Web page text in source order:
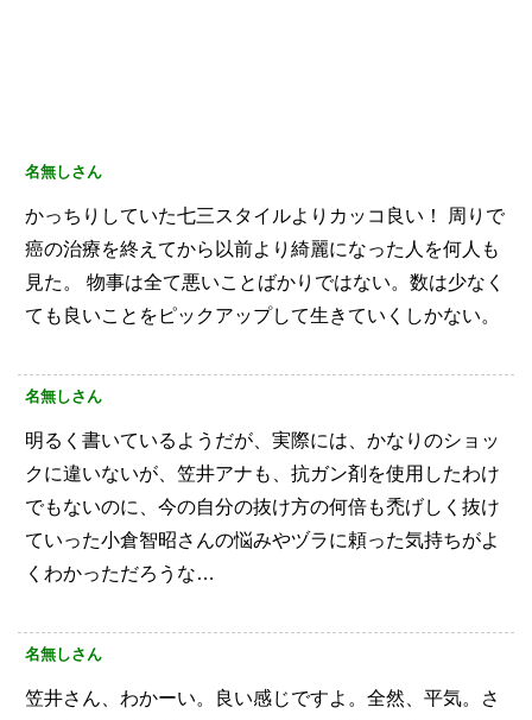
名無しさん
かっちりしていた七三スタイルよりカッコ良い！
周りで
癌の治療を終えてから以前より綺麗になった人を何人も
見た。
物事は全て悪いことばかりではない。数は少なく
ても良いことをピックアップして生きていくしかない。
名無しさん
明るく書いているようだが、実際には、かなりのショッ
クに違いないが、笠井アナも、抗ガン剤を使用したわけ
でもないのに、今の自分の抜け方の何倍も禿げしく抜け
ていった小倉智昭さんの悩みやヅラに頼った気持ちがよ
くわかっただろうな…
名無しさん
笠井さん、わかーい。良い感じですよ。全然、平気。さ